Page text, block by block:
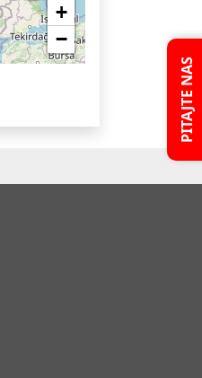
PITAJTE NAS
+
−